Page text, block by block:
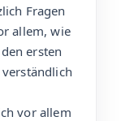
Fragen
allem, wie
ersten
vor allem